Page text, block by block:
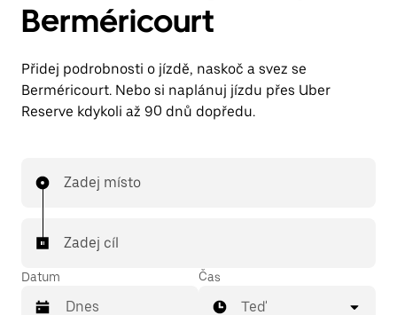
Berméricourt
Přidej podrobnosti o jízdě, naskoč a svez se
Berméricourt. Nebo si naplánuj jízdu přes Uber
Reserve kdykoli až 90 dnů dopředu.
Zadej místo
Zadej cíl
Datum Čas
Teď